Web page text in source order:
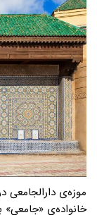
موزه‌ی دارالجامعی
خانواده‌ی «جامعی»